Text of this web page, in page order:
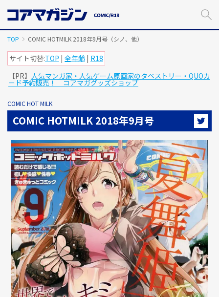
TOP COMIC HOTMILK 2018年9月号（シノ、他）
サイト切替:TOP | 全年齢 | R18
【PR】 人気マンガ家・人気ゲーム原画家のタペストリー・QUOカ
ード予約販売！ コアマガグッズショップ
COMIC HOT MILK
COMIC HOTMILK 2018年9月号